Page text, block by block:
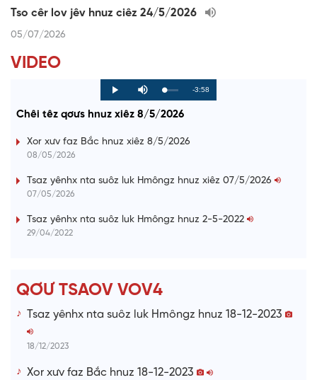
Tso cêr lov jêv hnuz ciêz 24/5/2026
05/07/2026
VIDEO
P
l
y
M
u
e
L
o
d
0
P
r
g
s
R
i
-3:58
Chêi têz qơưs hnuz xiêz 8/5/2026
Xor xưv faz Bắc hnuz xiêz 8/5/2026
08/05/2026
Tsaz yênhx nta suôz luk Hmôngz hnuz xiêz 07/5/2026
07/05/2026
Tsaz yênhx nta suôz luk Hmôngz hnuz 2-5-2022
29/04/2022
QƠƯ TSAOV VOV4
Tsaz yênhx nta suôz luk Hmôngz hnuz 18-12-2023
18/12/2023
Xor xưv faz Bắc hnuz 18-12-2023